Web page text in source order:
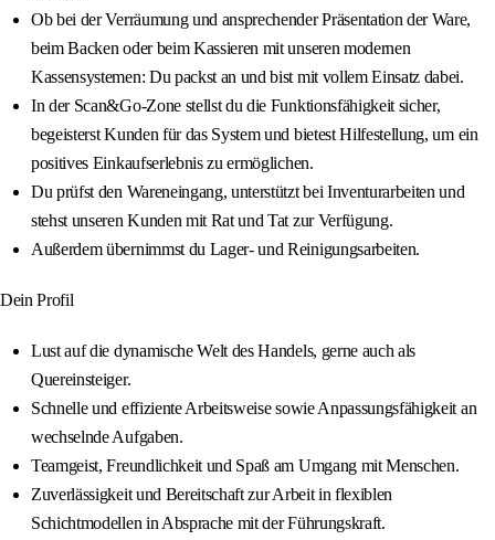
Ob bei der Verräumung und ansprechender Präsentation der Ware,
beim Backen oder beim Kassieren mit unseren modernen
Kassensystemen: Du packst an und bist mit vollem Einsatz dabei.
In der Scan&Go-Zone stellst du die Funktionsfähigkeit sicher,
begeisterst Kunden für das System und bietest Hilfestellung, um ein
positives Einkaufserlebnis zu ermöglichen.
Du prüfst den Wareneingang, unterstützt bei Inventurarbeiten und
stehst unseren Kunden mit Rat und Tat zur Verfügung.
Außerdem übernimmst du Lager- und Reinigungsarbeiten.
Dein Profil
Lust auf die dynamische Welt des Handels, gerne auch als
Quereinsteiger.
Schnelle und effiziente Arbeitsweise sowie Anpassungsfähigkeit an
wechselnde Aufgaben.
Teamgeist, Freundlichkeit und Spaß am Umgang mit Menschen.
Zuverlässigkeit und Bereitschaft zur Arbeit in flexiblen
Schichtmodellen in Absprache mit der Führungskraft.